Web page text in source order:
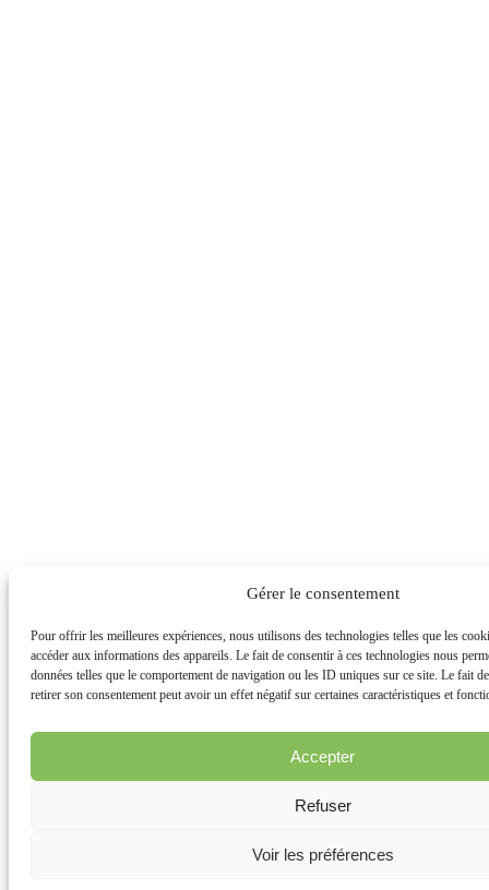
Gérer le consentement
Pour offrir les meilleures expériences, nous utilisons des technologies telles que les
accéder aux informations des appareils. Le fait de consentir à ces technologies nous
données telles que le comportement de navigation ou les ID uniques sur ce site. Le fait
retirer son consentement peut avoir un effet négatif sur certaines caractéristiques et
Accepter
Refuser
Voir les préférences